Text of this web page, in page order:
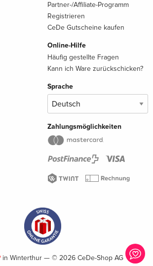
Partner-/Affiliate-Programm
Registrieren
CeDe Gutscheine kaufen
Online-Hilfe
Häufig gestellte Fragen
Kann ich Ware zurückschicken?
Sprache
Zahlungsmöglichkeiten
in Winterthur — © 2026 CeDe-Shop AG